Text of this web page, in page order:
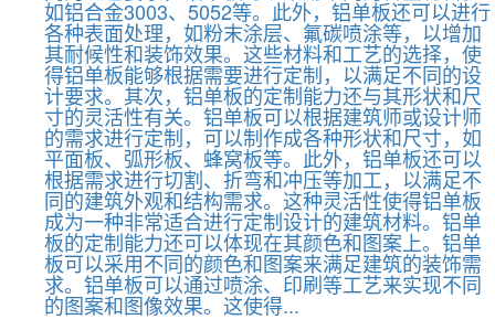
如铝合金3003、5052等。此外，铝单板还可以进行
各种表面处理，如粉末涂层、氟碳喷涂等，以增加
其耐候性和装饰效果。这些材料和工艺的选择，使
得铝单板能够根据需要进行定制，以满足不同的设
计要求。其次，铝单板的定制能力还与其形状和尺
寸的灵活性有关。铝单板可以根据建筑师或设计师
的需求进行定制，可以制作成各种形状和尺寸，如
平面板、弧形板、蜂窝板等。此外，铝单板还可以
根据需求进行切割、折弯和冲压等加工，以满足不
同的建筑外观和结构需求。这种灵活性使得铝单板
成为一种非常适合进行定制设计的建筑材料。铝单
板的定制能力还可以体现在其颜色和图案上。铝单
板可以采用不同的颜色和图案来满足建筑的装饰需
求。铝单板可以通过喷涂、印刷等工艺来实现不同
的图案和图像效果。这使得...